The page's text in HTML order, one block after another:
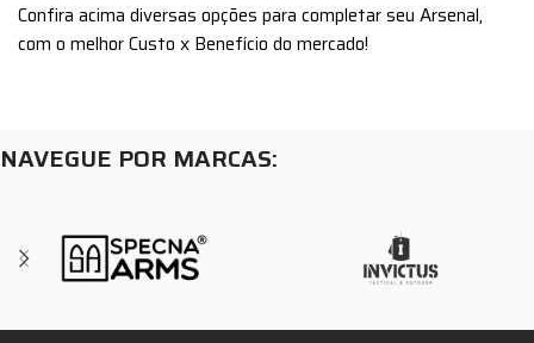
Confira acima diversas opções para completar seu Arsenal,
com o melhor Custo x Benefício do mercado!
NAVEGUE POR MARCAS: